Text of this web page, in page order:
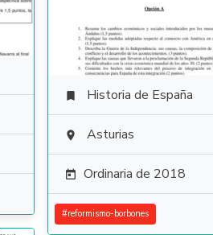
 Historia de España
 Asturias
 Ordinaria de 2018
#reformismo-borbones